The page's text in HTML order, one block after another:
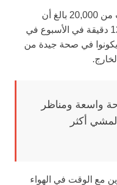
وجدت دراسة رائدة شملت ما يقرب من 20,000 بالغ أن
الأشخاص الذين قضوا على الأقل 120 دقيقة في الأسبوع في
يكونوا في صحة جيدة من
واسعة ومناظر
أكثر
مع الوقت في الهواء